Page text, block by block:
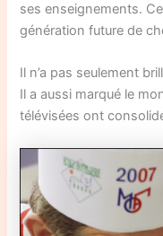
ses enseignements.
génération future de
Il n’a pas seulement
Il a aussi marqué le
télévisées ont